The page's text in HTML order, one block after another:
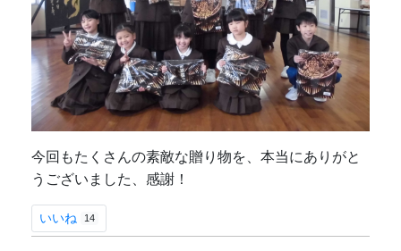
今回もたくさんの素敵な贈り物を、本当にありがと
うございました、感謝！
いいね 14